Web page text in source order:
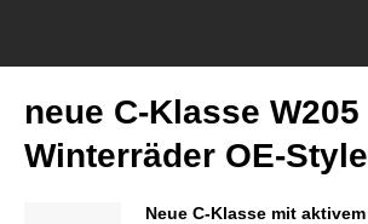
neue C-Klasse W205
Winterräder OE-Style
Neue C-Klasse mit aktivem